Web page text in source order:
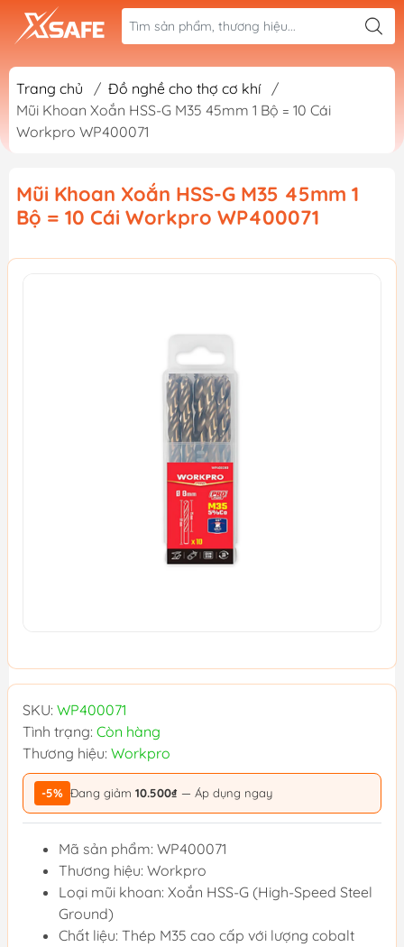
Trang chủ / Đồ nghề cho thợ cơ khí
/
Mũi Khoan Xoắn HSS-G M35 45mm 1 Bộ = 10 Cái
Workpro WP400071
Mũi Khoan Xoắn HSS-G M35 45mm 1
Bộ = 10 Cái Workpro WP400071
SKU: WP400071
Tình trạng: Còn hàng
Thương hiệu: Workpro
-5% Đang giảm 10.500₫ — Áp dụng ngay
Mã sản phẩm: WP400071
Thương hiệu: Workpro
Loại mũi khoan: Xoắn HSS-G (High-Speed Steel
Ground)
Chất liệu: Thép M35 cao cấp với lượng cobalt